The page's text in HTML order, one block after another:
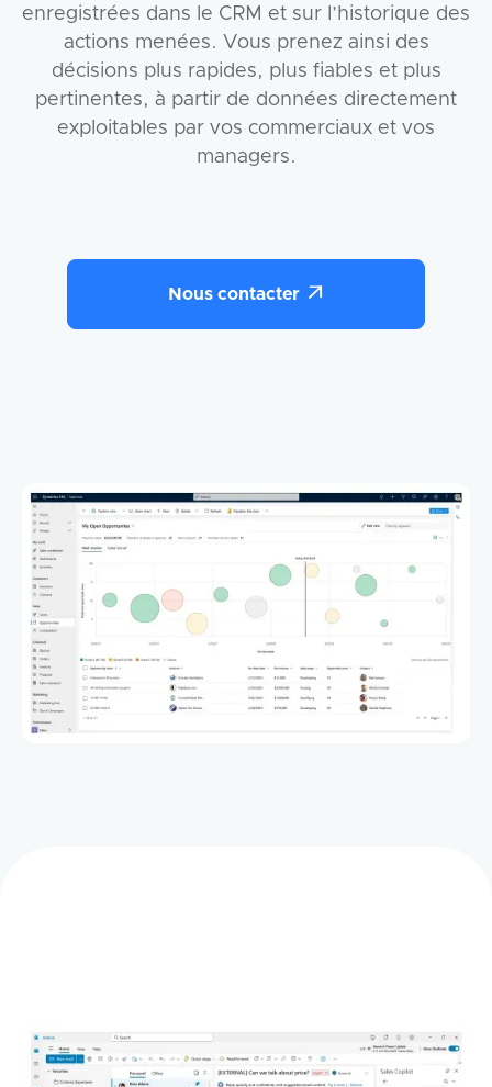
enregistrées dans le CRM et sur l’historique des
actions menées. Vous prenez ainsi des
décisions plus rapides, plus fiables et plus
pertinentes, à partir de données directement
exploitables par vos commerciaux et vos
managers.
Nous contacter 